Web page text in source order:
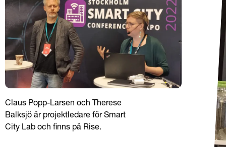
Smart City Lab skall
2, till exempel resultat från
och resultat från
för mobilisering i dessa
forskning att kommuner har
Claus Popp-Larsen och Therese
Balksjö är projektledare för Smart
City Lab och finns på Rise.